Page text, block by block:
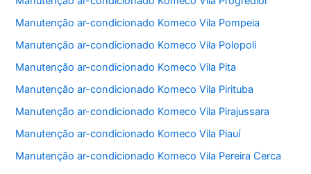
Manutenção ar-condicionado Komeco Vila Pompeia
Manutenção ar-condicionado Komeco Vila Polopoli
Manutenção ar-condicionado Komeco Vila Pita
Manutenção ar-condicionado Komeco Vila Pirituba
Manutenção ar-condicionado Komeco Vila Pirajussara
Manutenção ar-condicionado Komeco Vila Piauí
Manutenção ar-condicionado Komeco Vila Pereira Cerca